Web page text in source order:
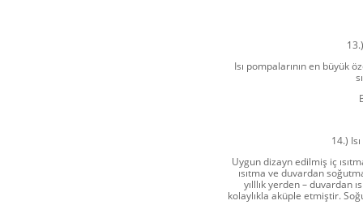
Isı pompalarının en büyük
14.)
Uygun dizayn edilmiş iç
ısıtma ve duvardan
yılllık yerden – duvardan
kolaylıkla aküple etmiştir.